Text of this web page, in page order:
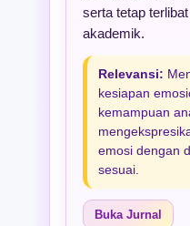
serta tetap
akademik.
Relevansi:
kesiapan
kemampuan
emosi dengan
sesuai.
Buka Jurnal